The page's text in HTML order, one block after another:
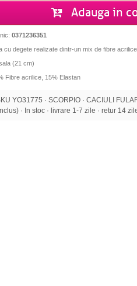
Adauga in
0371236351
cu degete realizate dintr-un mix de fibre
(21 cm)
Fibre acrilice, 15% Elastan
YO31775 · SCORPIO · CACIULI
· In stoc · livrare 1-7 zile · retur 14